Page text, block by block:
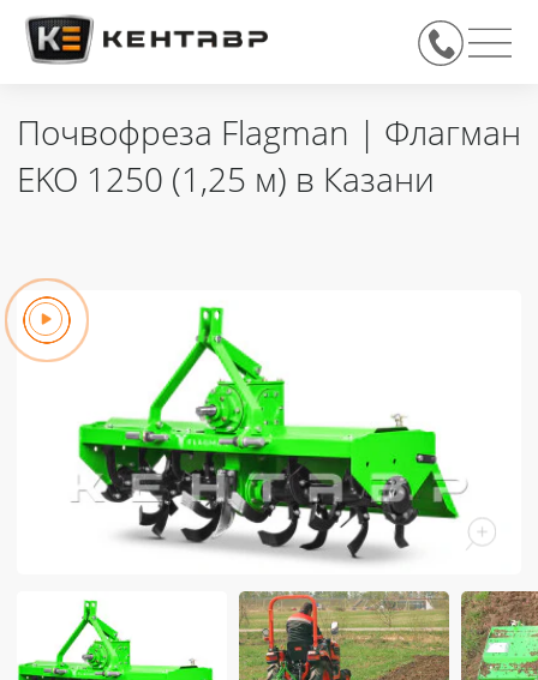
Почвофреза Flagman | Флагман
EKO 1250 (1,25 м) в Казани